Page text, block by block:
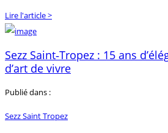
Lire l'article >
Sezz Saint‑Tropez : 15 ans
d’art de vivre
Publié dans :
Sezz Saint Tropez